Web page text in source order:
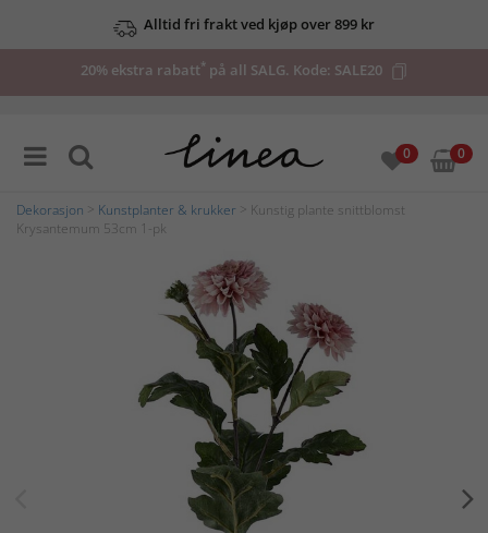
Alltid fri frakt ved kjøp over 899 kr
20% ekstra rabatt* på all SALG. Kode: SALE20
0 0
Dekorasjon Kunstplanter & krukker > Kunstig plante snittblomst
Krysantemum 53cm 1-pk